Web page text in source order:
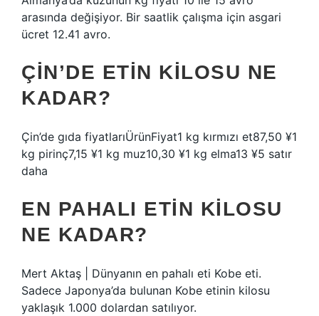
arasında değişiyor. Bir saatlik çalışma için asgari
ücret 12.41 avro.
ÇIN’DE ETIN KILOSU NE
KADAR?
Çin’de gıda fiyatlarıÜrünFiyat1 kg kırmızı et87,50 ¥1
kg pirinç7,15 ¥1 kg muz10,30 ¥1 kg elma13 ¥5 satır
daha
EN PAHALI ETIN KILOSU
NE KADAR?
Mert Aktaş | Dünyanın en pahalı eti Kobe eti.
Sadece Japonya’da bulunan Kobe etinin kilosu
yaklaşık 1.000 dolardan satılıyor.